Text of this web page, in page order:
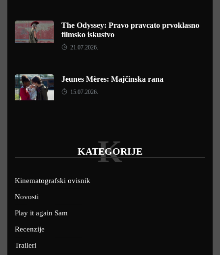
The Odyssey: Pravo pravcato prvoklasno
filmsko iskustvo
21.07.2026.
Jeunes Mères: Majčinska rana
15.07.2026.
KATEGORIJE
K
Kinematografski ovisnik
Novosti
Play it again Sam
Recenzije
Traileri